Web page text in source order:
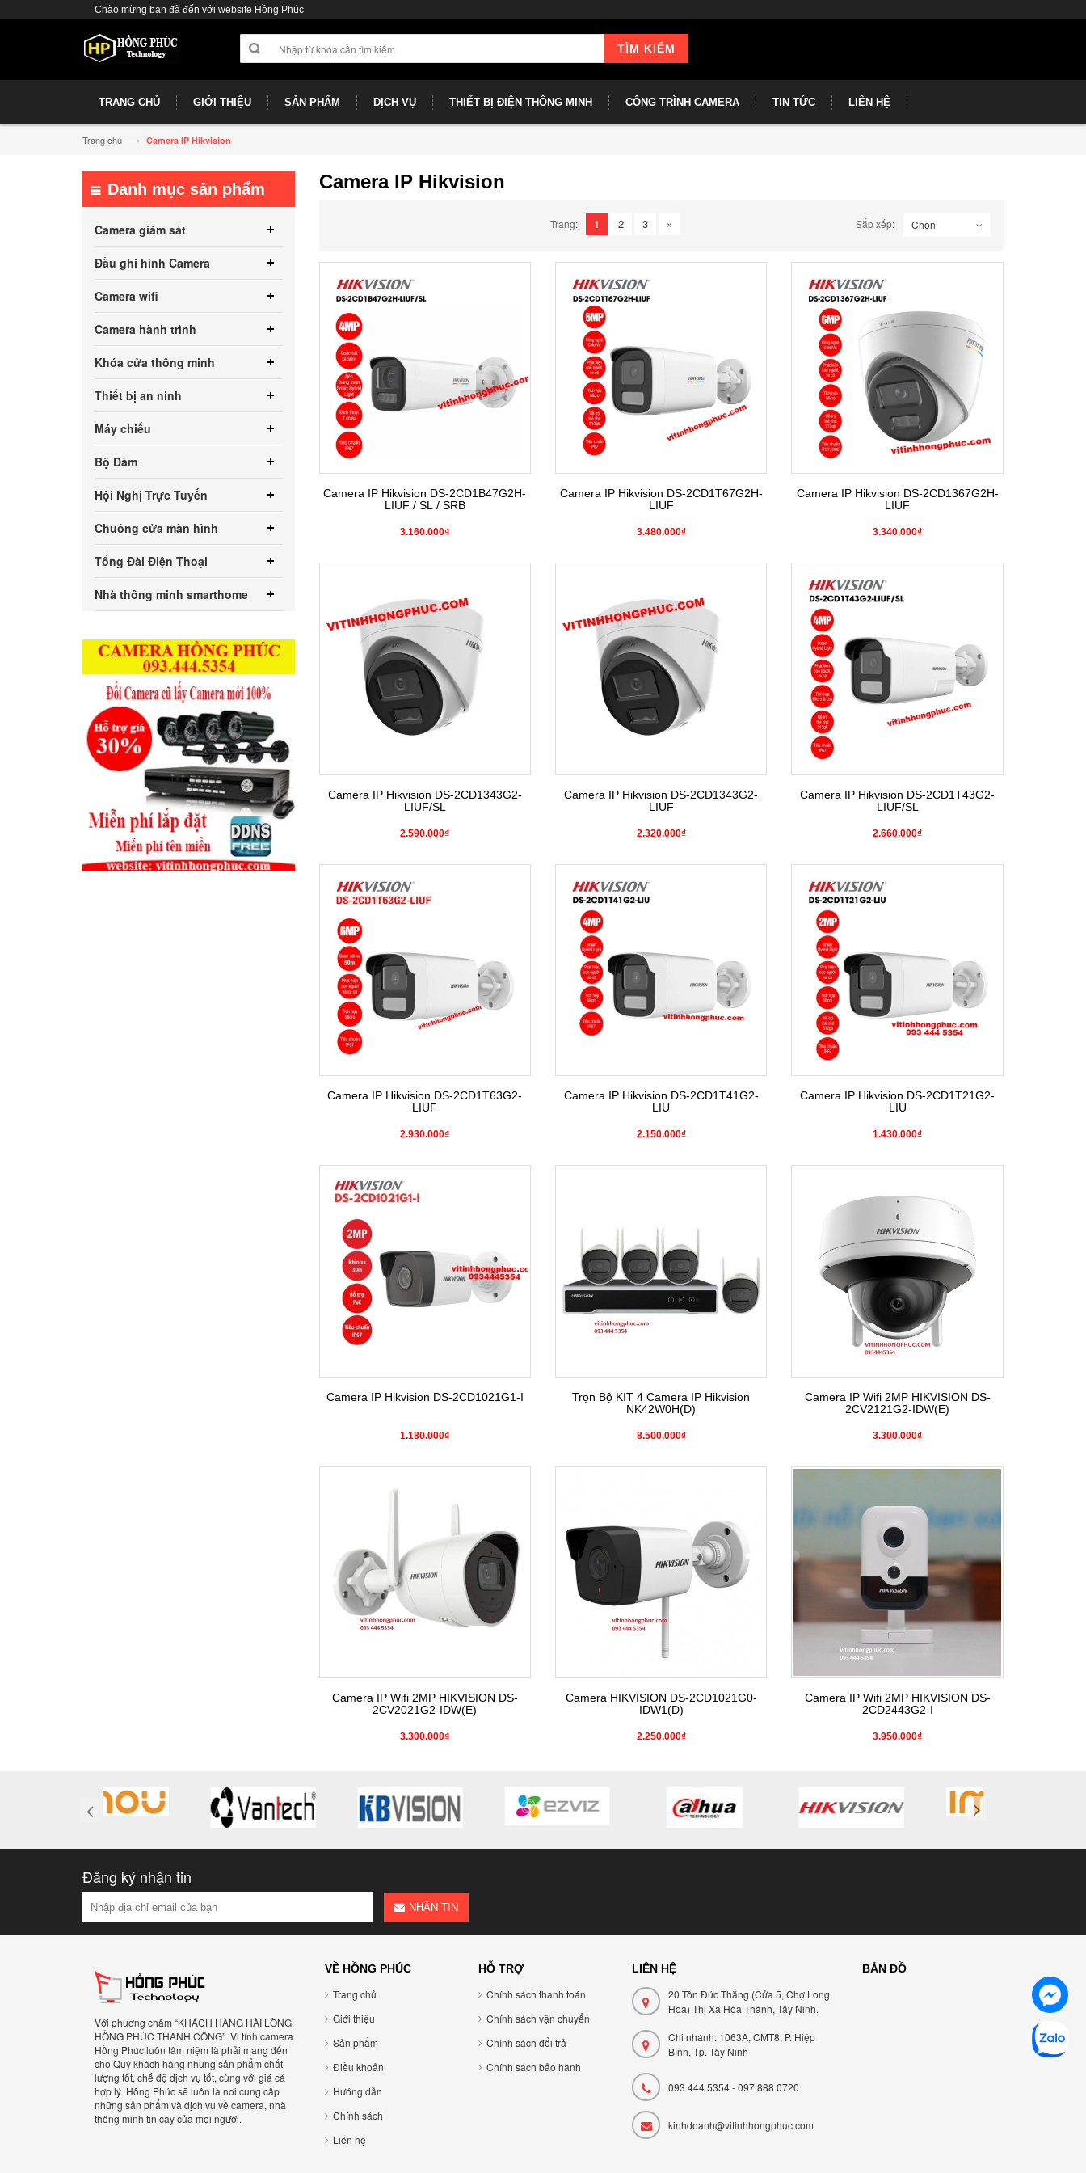
Chào mừng bạn đã đến với website Hồng Phúc
TÌM KIẾM
TRANG CHỦ GIỚI THIỆU SẢN PHẨM DỊCH VỤ THIẾT BỊ ĐIỆN THÔNG MINH CÔNG TRÌNH CAMERA TIN TỨC LIÊN HỆ
Trang chủ —› Camera IP Hikvision
Camera IP Hikvision
Sắp xếp: Chọn
Trang: 1 2 3 »
Camera IP Hikvision DS-2CD1B47G2H-
LIUF / SL / SRB
3.160.000₫
Camera IP Hikvision DS-2CD1T67G2H-
LIUF
3.480.000₫
Camera IP Hikvision DS-2CD1367G2H-
LIUF
3.340.000₫
Camera IP Hikvision DS-2CD1343G2-
LIUF/SL
2.590.000₫
Camera IP Hikvision DS-2CD1343G2-
LIUF
2.320.000₫
Camera IP Hikvision DS-2CD1T43G2-
LIUF/SL
2.660.000₫
Camera IP Hikvision DS-2CD1T63G2-
LIUF
2.930.000₫
Camera IP Hikvision DS-2CD1T41G2-
LIU
2.150.000₫
Camera IP Hikvision DS-2CD1T21G2-
LIU
1.430.000₫
Camera IP Hikvision DS-2CD1021G1-I
1.180.000₫
Trọn Bộ KIT 4 Camera IP Hikvision
NK42W0H(D)
8.500.000₫
Camera IP Wifi 2MP HIKVISION DS-
2CV2121G2-IDW(E)
3.300.000₫
Camera IP Wifi 2MP HIKVISION DS-
2CV2021G2-IDW(E)
3.300.000₫
Camera HIKVISION DS-2CD1021G0-
IDW1(D)
2.250.000₫
Camera IP Wifi 2MP HIKVISION DS-
2CD2443G2-I
3.950.000₫
Danh mục sản phẩm
Camera giám sát
Đầu ghi hình Camera
Camera wifi
Camera hành trình
Khóa cửa thông minh
Thiết bị an ninh
Máy chiếu
Bộ Đàm
Hội Nghị Trực Tuyến
Chuông cửa màn hình
Tổng Đài Điện Thoại
Nhà thông minh smarthome
Đăng ký nhận tin
NHẬN TIN
Với phuơng châm “KHÁCH HÀNG HÀI LÒNG,
HỒNG PHÚC THÀNH CÔNG”. Vi tính camera
Hồng Phúc luôn tâm niệm là phải mang đến
cho Quý khách hàng những sản phẩm chất
lượng tốt, chế độ dịch vụ tốt, cùng với giá cả
hợp lý. Hồng Phúc sẽ luôn là nơi cung cấp
những sản phẩm và dịch vụ về camera, nhà
thông minh tin cậy của mọi người.
VỀ HỒNG PHÚC
Trang chủ
Giới thiệu
Sản phẩm
Điều khoản
Hướng dẫn
Chính sách
Liên hệ
HỖ TRỢ
Chính sách thanh toán
Chính sách vận chuyển
Chính sách đổi trả
Chính sách bảo hành
LIÊN HỆ
20 Tôn Đức Thắng (Cửa 5, Chợ Long
Hoa) Thị Xã Hòa Thành, Tây Ninh.
Chi nhánh: 1063A, CMT8, P. Hiệp
Bình, Tp. Tây Ninh
093 444 5354 - 097 888 0720
kinhdoanh@vitinhhongphuc.com
BẢN ĐỒ